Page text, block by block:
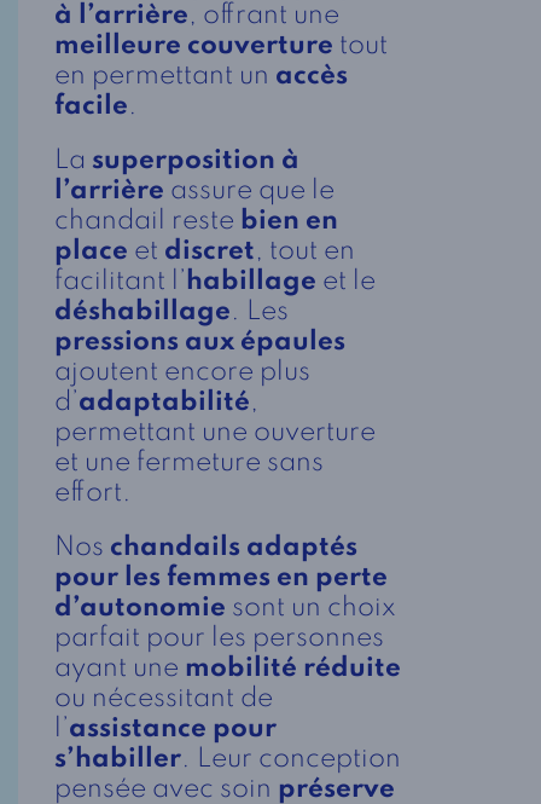
à l’arrière, offrant une
meilleure couverture tout
en permettant un accès
facile.
La superposition à
l’arrière assure que le
chandail reste bien en
place et discret, tout en
facilitant l’
habillage et le
déshabillage. Les
pressions aux épaules
ajoutent encore plus
d’ adaptabilité,
permettant une ouverture
et une fermeture sans
effort.
Nos chandails adaptés
pour les femmes en perte
d’autonomie sont un choix
parfait pour les personnes
ayant une mobilité réduite
ou nécessitant de
assistance pour
s’habiller. Leur conception
pensée avec soin préserve